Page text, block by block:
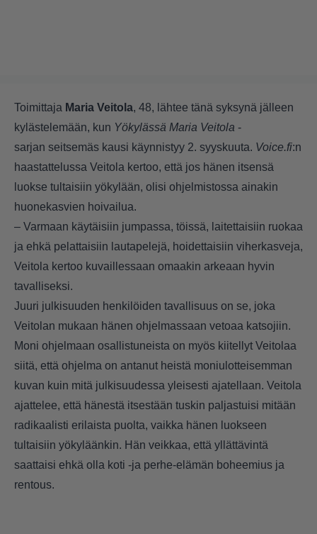
Toimittaja Maria Veitola, 48, lähtee tänä syksynä jälleen
kylästelemään, kun Yökylässä Maria Veitola -
sarjan seitsemäs kausi käynnistyy 2. syyskuuta. Voice.fi:n
haastattelussa Veitola kertoo, että jos hänen itsensä
luokse tultaisiin yökylään, olisi ohjelmistossa ainakin
huonekasvien hoivailua.
– Varmaan käytäisiin jumpassa, töissä, laitettaisiin ruokaa
ja ehkä pelattaisiin lautapelejä, hoidettaisiin viherkasveja,
Veitola kertoo kuvaillessaan omaakin arkeaan hyvin
tavalliseksi.
Juuri julkisuuden henkilöiden tavallisuus on se, joka
Veitolan mukaan hänen ohjelmassaan vetoaa katsojiin.
Moni ohjelmaan osallistuneista on myös kiitellyt Veitolaa
siitä, että ohjelma on antanut heistä moniulotteisemman
kuvan kuin mitä julkisuudessa yleisesti ajatellaan. Veitola
ajattelee, että hänestä itsestään tuskin paljastuisi mitään
radikaalisti erilaista puolta, vaikka hänen luokseen
tultaisiin yökyläänkin. Hän veikkaa, että yllättävintä
saattaisi ehkä olla koti -ja perhe-elämän boheemius ja
rentous.